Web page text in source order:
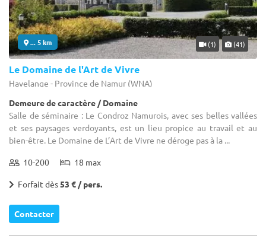
... 5 km (1) (41)
Le Domaine de l'Art de Vivre
Havelange - Province de Namur (WNA)
Demeure de caractère / Domaine
Salle de séminaire : Le Condroz Namurois, avec ses belles vallées
et ses paysages verdoyants, est un lieu propice au travail et au
bien-être. Le Domaine de L’Art de Vivre ne déroge pas à la ...
10-200 18 max
Forfait dès53 € / pers.
Contacter